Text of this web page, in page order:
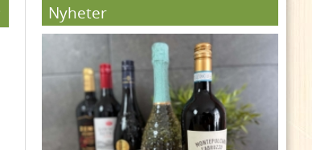
Nyheter